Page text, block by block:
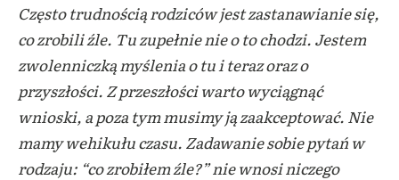
Często trudnością rodziców jest zastanawianie się,
co zrobili źle. Tu zupełnie nie o to chodzi. Jestem
zwolenniczką myślenia o tu i teraz oraz o
przyszłości. Z przeszłości warto wyciągnąć
wnioski, a poza tym musimy ją zaakceptować. Nie
mamy wehikułu czasu. Zadawanie sobie pytań w
rodzaju: “co zrobiłem źle?” nie wnosi niczego